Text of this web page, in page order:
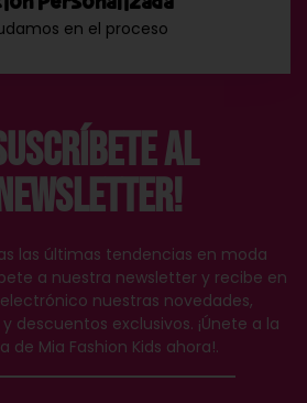
en el proceso
al
las últimas tendencias en moda
a nuestra newsletter y recibe en
nuestras novedades,
descuentos exclusivos. ¡Únete a la
de Mia Fashion Kids ahora!.